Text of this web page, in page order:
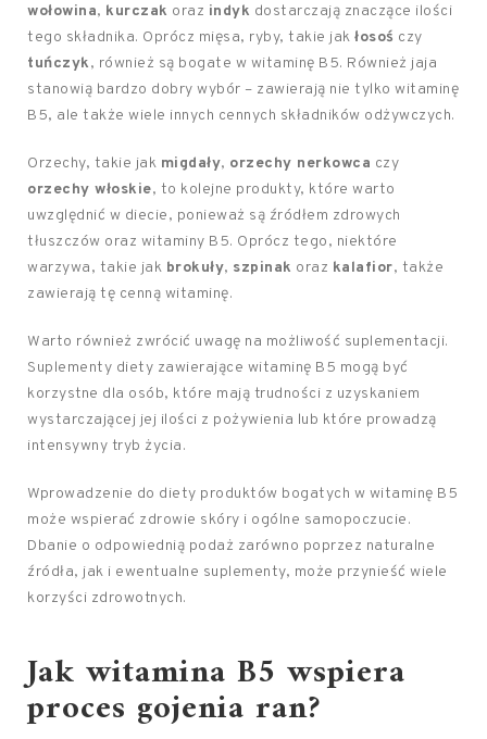
wołowina, kurczak oraz indyk dostarczają znaczące ilości
tego składnika. Oprócz mięsa, ryby, takie jak łosoś czy
tuńczyk, również są bogate w witaminę B5. Również jaja
stanowią bardzo dobry wybór – zawierają nie tylko witaminę
B5, ale także wiele innych cennych składników odżywczych.
Orzechy, takie jak migdały, orzechy nerkowca czy
orzechy włoskie, to kolejne produkty, które warto
uwzględnić w diecie, ponieważ są źródłem zdrowych
tłuszczów oraz witaminy B5. Oprócz tego, niektóre
warzywa, takie jak brokuły, szpinak oraz kalafior, także
zawierają tę cenną witaminę.
Warto również zwrócić uwagę na możliwość suplementacji.
Suplementy diety zawierające witaminę B5 mogą być
korzystne dla osób, które mają trudności z uzyskaniem
wystarczającej jej ilości z pożywienia lub które prowadzą
intensywny tryb życia.
Wprowadzenie do diety produktów bogatych w witaminę B5
może wspierać zdrowie skóry i ogólne samopoczucie.
Dbanie o odpowiednią podaż zarówno poprzez naturalne
źródła, jak i ewentualne suplementy, może przynieść wiele
korzyści zdrowotnych.
Jak witamina B5 wspiera
proces gojenia ran?